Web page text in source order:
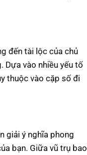
đến tài lộc của chủ
Dựa vào nhiều yếu tố
thuộc vào cặp số đi
giải ý nghĩa phong
bạn. Giữa vũ trụ bao